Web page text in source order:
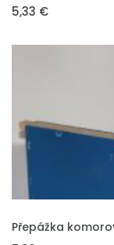
5,33 €
VLOŽIT DO KOŠÍKU
Přepážka